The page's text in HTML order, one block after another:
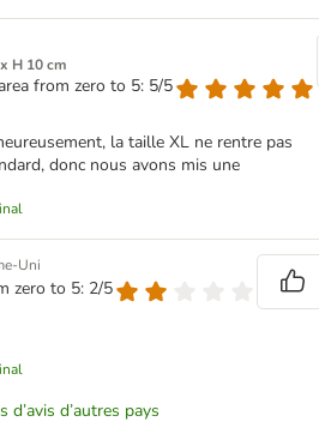
H 10 cm
from zero to 5: 5/5
la taille XL ne rentre pas
donc nous avons mis une
Uni
zero to 5: 2/5
d’avis d’autres pays